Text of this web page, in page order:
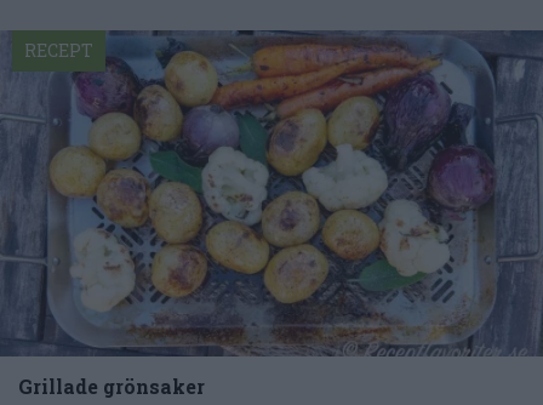
Grillade grönsaker
RECEPT